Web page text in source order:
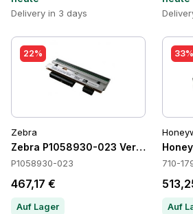
Delivery in 3 days
22%
Zebra
Zebra P1058930-023
P1058930-023
467,17 €
Auf Lager
33%
710-
Auf